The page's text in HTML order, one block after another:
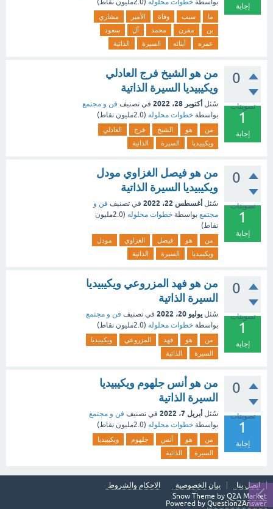
إجابة
بواسطة خطوات محلوله (2.0مليون نقاط)
ما سبب وفاة الأمير
مشاري
بن
مقرن محمد آل
سعود
عمره
أبنائه السيرة الذاتية
0
تصويتات
1
إجابة
من هو الشيخ فرج العادلي
ويكيبيديا السيرة الذاتية
سُئل أكتوبر 28، 2022 في تصنيف فن و مجتمع
بواسطة خطوات محلوله (2.0مليون نقاط)
من هو الشيخ فرج
العادلي
ويكيبيديا
السيرة الذاتية
0
تصويتات
1
إجابة
من هو فيصل الغزاوي مودل
ويكيبيديا السيرة الذاتية
سُئل أغسطس 22، 2022 في تصنيف فن و
مجتمع بواسطة خطوات محلوله (2.0مليون
نقاط)
من هو فيصل الغزاوي
مودل
ويكيبيديا
السيرة الذاتية
0
تصويتات
1
إجابة
من هو فهد المزروعي ويكيبيديا
السيرة الذاتية
سُئل يوليو 20، 2022 في تصنيف فن و مجتمع
بواسطة خطوات محلوله (2.0مليون نقاط)
من هو فهد المزروعي
ويكيبيديا
السيرة
الذاتية
0
تصويتات
1
إجابة
من هو أنس جلهوم ويكيبيديا
السيرة الذاتية
سُئل أبريل 7، 2022 في تصنيف فن و مجتمع
بواسطة خطوات محلوله (2.0مليون نقاط)
من هو أنس جلهوم
ويكيبيديا
السيرة
الذاتية
اتصل بنا بيان الخصوصية
الاحكام والشروط
Snow Theme by Q2A Market
Powered by Question2Answer